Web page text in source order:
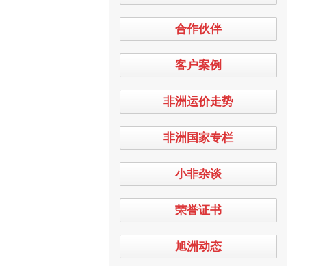
合作伙伴
客户案例
非洲运价走势
非洲国家专栏
小非杂谈
荣誉证书
旭洲动态